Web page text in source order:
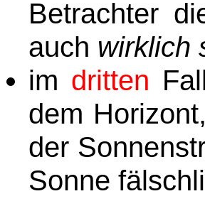
Betrachter
auch wirklich
im dritten
dem
der
Sonne